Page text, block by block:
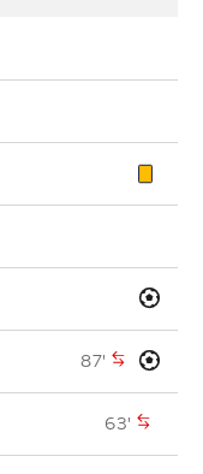
87'
63'